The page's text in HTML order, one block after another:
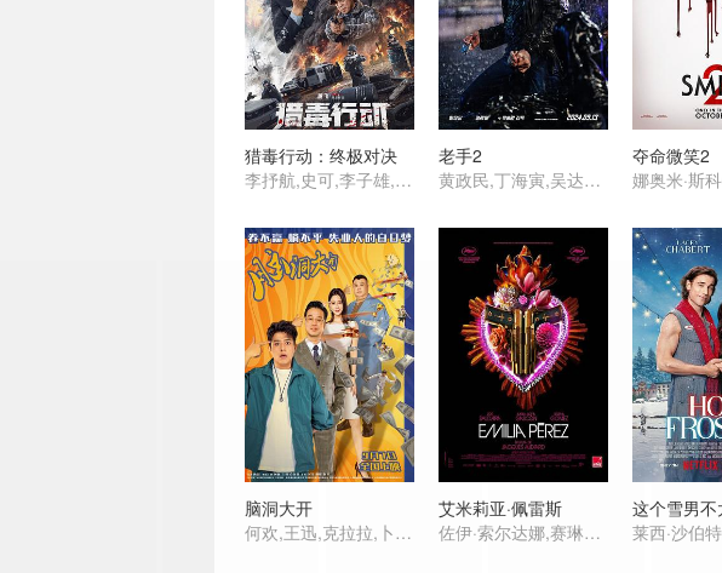
猎毒行动：终极对决
李抒航,史可,李子雄,郑钧颢,卢卓婕,穆立新,倪土,陈宇星
老手2
黄政民,丁海寅,吴达洙,张允柱,吴代焕,金时厚
夺命微笑2
脑洞大开
何欢,王迅,克拉拉,卜钰,孙越,九孔,李百惠,李小胖
艾米莉亚·佩雷斯
佐伊·索尔达娜,赛琳娜·戈麦斯,卡拉·索菲娅·加斯科恩,阿德里安娜·帕兹,埃德加·拉米雷兹,马克·伊瓦涅,Eduardo Aladro,Emiliano Edmundo Hasan Jalil,Gaël Murgia-Fur,Tirso Pietriga,Xiomara Melissa Ahumada Quito,Magali Brito,Jarib dit Javier Zagoya Montiel,Sébastien Fruit,Alejandr
这个雪男不